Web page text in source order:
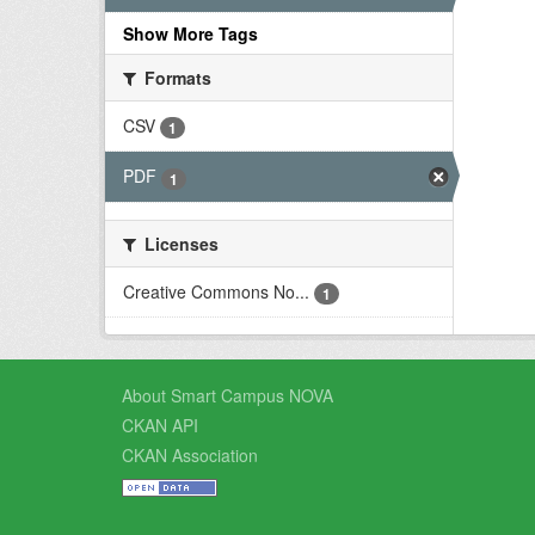
Show More Tags
Formats
CSV
1
PDF 1
Licenses
Creative Commons No...
1
About Smart Campus NOVA
CKAN API
CKAN Association